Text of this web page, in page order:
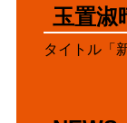
玉置淑
タイトル「